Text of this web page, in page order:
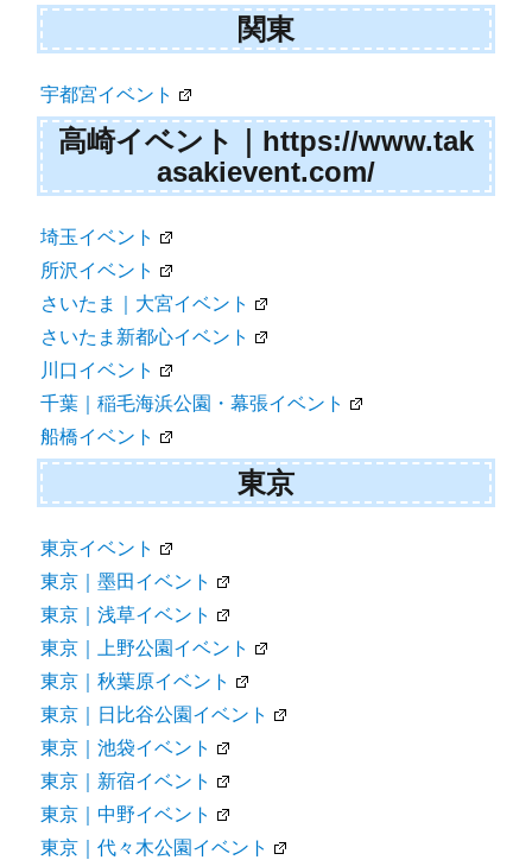
関東
宇都宮イベント
高崎イベント｜https://www.tak
asakievent.com/
埼玉イベント
所沢イベント
さいたま｜大宮イベント
さいたま新都心イベント
川口イベント
千葉｜稲毛海浜公園・幕張イベント
船橋イベント
東京
東京イベント
東京｜墨田イベント
東京｜浅草イベント
東京｜上野公園イベント
東京｜秋葉原イベント
東京｜日比谷公園イベント
東京｜池袋イベント
東京｜新宿イベント
東京｜中野イベント
東京｜代々木公園イベント